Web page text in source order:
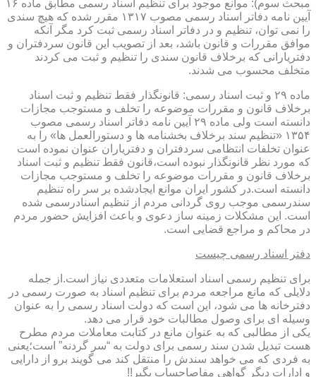
مبحث سوم): موانع موجود برای تنظیم اسناد رسمی مطابق ماده ۱۶
آیین نامه دفاتر اسناد رسمی مصوب ۱۳۱۷ مقرر شده که هیچ سندی
را نمی توان، تنظیم و در دفاتر اسناد رسمی ثبت کرد مگر آنکه
موافق مقررات و قانون باشد، بعد از تصویب این قانون سردفتران و
دفتریارانی که برخلاف قانون سندی را تنظیم و ثبت می کردند
متخلف محسوب می شدند.
ماده ۲۹ و ثبت اسناد رسمی: قانونگذار فقط تنظیم و ثبت اسناد
برخلاف قانون و مقررات موضوعه را تخلف و مستوجب مجازات
دانسته است ولی ماده ۲۹ آیین نامه دفاتر اسناد رسمی مصوب
۱۳۵۴ «تنظیم سند برخلاف بخشنامه ها و دستورالعمل ها» را به
عنوان تخلفات انتظامی سردفتران و دفتریاران عنوان نموده است
که مورد نظر قانونگذار نبوده است،قانون فقط تنظیم و ثبت اسناد
برخلاف قانون و مقررات موضوعه را تخلف و مستوجب مجازات
دانسته است.در کشور ایران موانع ایجادشده بر سر راه تنظیم
سندرسمی موجب روی گردانی مردم از تنظیم اسنادرسمی شده
است. این مشکلات زمینه ساز دعوی و باعث افزایش حضور مردم
در محاکم و مراجع قضایی است.
دفتر اسناد رسمی چیست
برای تنظیم رسمی اسناد استعلامات متعددی نیاز است.از جمله
دلایلی که مانع مراجعه مردم برای تنظیم اسناد به صورت رسمی در
دفترخانه ها می شود، این است که دولت اسناد رسمی را به عنوان
وسیله ای برای وصول مطالبات خود قرار می دهد.
یکی از مطالبی که به عنوان مانع در کتابت معاملات مردم مطرح
هست تبدیل شدن سند رسمی برای دولت به “سر گردنه” است؛یعنی
به فردی که می خواهد سندش را منتقل کند می گویند برو از دارایی
و ادارات دیگر گواهی مفاصاحساب بگیر!!